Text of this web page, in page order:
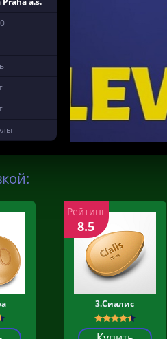
3.Сиалис
Рейтинг
8.5